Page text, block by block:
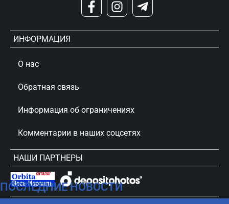
ПОСЛЕДНИЕ НОВОСТИ
ИНФОРМАЦИЯ
О нас
Обратная связь
Информация об ограничениях
Комментарии в наших соцсетях
НАШИ ПАРТНЕРЫ